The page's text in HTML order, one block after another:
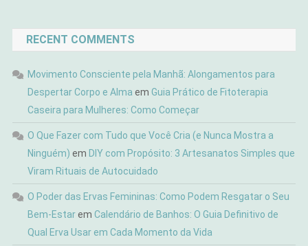
RECENT COMMENTS
Movimento Consciente pela Manhã: Alongamentos para
Despertar Corpo e Alma em Guia Prático de Fitoterapia
Caseira para Mulheres: Como Começar
O Que Fazer com Tudo que Você Cria (e Nunca Mostra a
Ninguém) em DIY com Propósito: 3 Artesanatos Simples que
Viram Rituais de Autocuidado
O Poder das Ervas Femininas: Como Podem Resgatar o Seu
Bem-Estarem Calendário de Banhos: O Guia Definitivo de
Qual Erva Usar em Cada Momento da Vida